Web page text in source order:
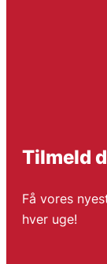
Tilmeld
Få vores
hver uge!